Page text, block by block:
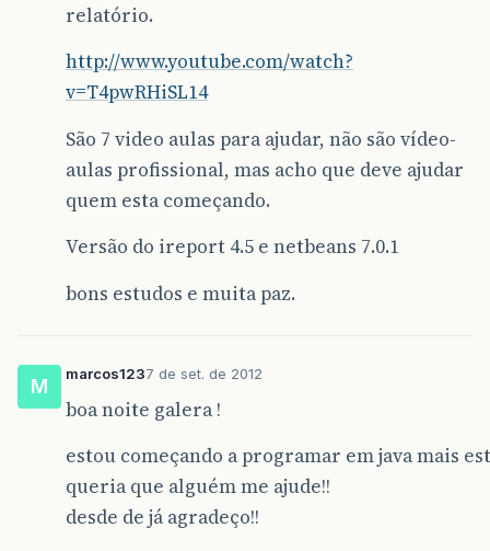
relatório.
http://www.youtube.com/watch?
v=T4pwRHiSL14
São 7 video aulas para ajudar, não são vídeo-
aulas profissional, mas acho que deve ajudar
quem esta começando.
Versão do ireport 4.5 e netbeans 7.0.1
bons estudos e muita paz.
M
marcos1237 de set. de 2012
boa noite galera !
estou começando a programar em java mais
queria que alguém me ajude!!
desde de já agradeço!!